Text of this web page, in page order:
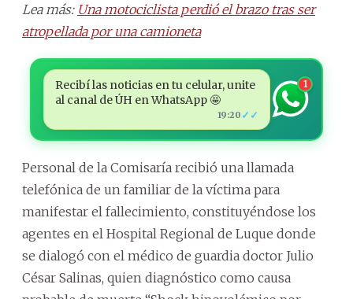
Lea más: Una motociclista perdió el brazo tras ser
atropellada por una camioneta
Recibí las noticias en tu celular, unite
al canal de ÚH en WhatsApp 🤩
19:20 ✓✓
1
Personal de la Comisaría recibió una llamada
telefónica de un familiar de la víctima para
manifestar el fallecimiento, constituyéndose los
agentes en el Hospital Regional de Luque donde
se dialogó con el médico de guardia doctor Julio
César Salinas, quien diagnóstico como causa